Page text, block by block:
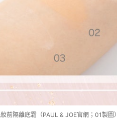
前隔離底霜（PAUL & JOE官網；01製圖）